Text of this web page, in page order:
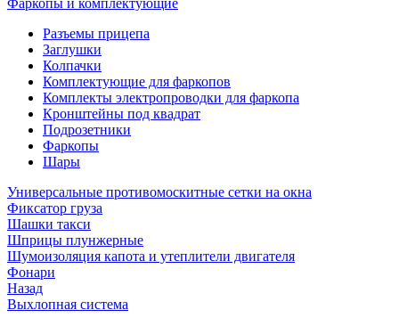
Фаркопы и комплектующие
Разъемы прицепа
Заглушки
Колпачки
Комплектующие для фаркопов
Комплекты электропроводки для фаркопа
Кронштейны под квадрат
Подрозетники
Фаркопы
Шары
Универсальные противомоскитные сетки на окна
Фиксатор груза
Шашки такси
Шприцы плунжерные
Шумоизоляция капота и утеплители двигателя
Фонари
Назад
Выхлопная система